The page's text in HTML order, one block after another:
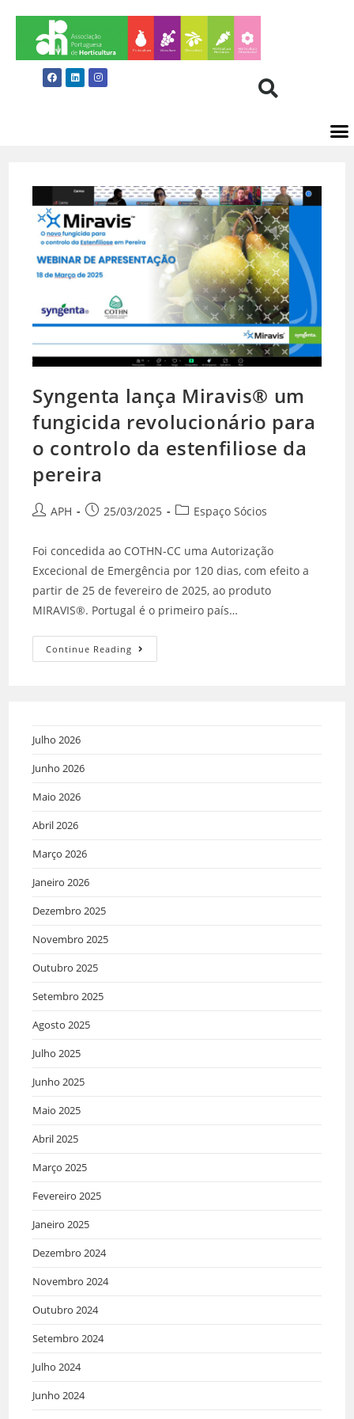
Syngenta lança Miravis® um
fungicida revolucionário para
o controlo da estenfiliose da
pereira
APH 25/03/2025 Espaço Sócios
Foi concedida ao COTHN-CC uma Autorização
Excecional de Emergência por 120 dias, com efeito a
partir de 25 de fevereiro de 2025, ao produto
MIRAVIS®. Portugal é o primeiro país…
Continue Reading
Julho 2026
Junho 2026
Maio 2026
Abril 2026
Março 2026
Janeiro 2026
Dezembro 2025
Novembro 2025
Outubro 2025
Setembro 2025
Agosto 2025
Julho 2025
Junho 2025
Maio 2025
Abril 2025
Março 2025
Fevereiro 2025
Janeiro 2025
Dezembro 2024
Novembro 2024
Outubro 2024
Setembro 2024
Julho 2024
Junho 2024